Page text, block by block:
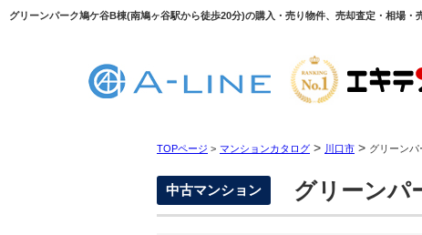
グリーンパーク鳩ケ谷B棟(南鳩ヶ谷駅から徒歩20分)の購入・売り物件、売却査定・相場
TOPページ > マンションカタログ > 川口市 > グリーンパ
中古マンション グリーンパ